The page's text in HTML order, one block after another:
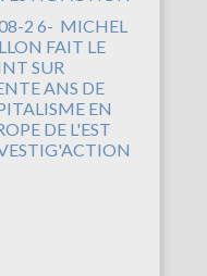
2 6- MICHEL
FAIT LE
SUR
ANS DE
EN
DE L'EST